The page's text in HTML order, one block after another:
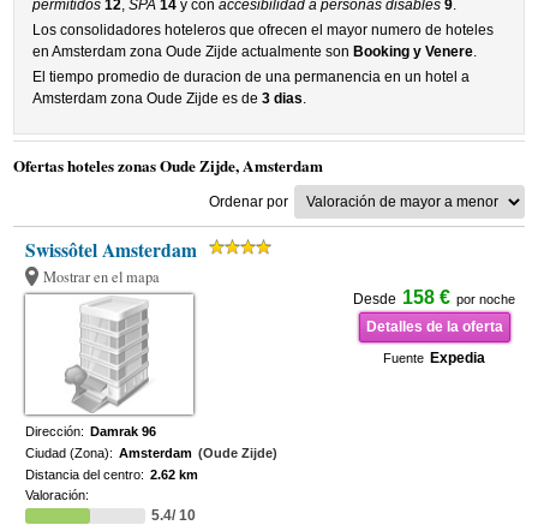
permitidos 12,SPA 14 y conaccesibilidad a personas disables 9.
Los consolidadores hoteleros que ofrecen el mayor numero de hoteles
en Amsterdam zona Oude Zijde actualmente son Booking y Venere.
El tiempo promedio de duracion de una permanencia en un hotel a
Amsterdam zona Oude Zijde es de3 dias.
Ofertas hoteles zonas Oude Zijde, Amsterdam
Ordenar por
Swissôtel Amsterdam
Mostrar en el mapa
Desde 158 € por noche
Detalles de la oferta
Fuente Expedia
Dirección: Damrak 96
Ciudad (Zona): Amsterdam (Oude Zijde)
Distancia del centro: 2.62 km
Valoración:
5.4/ 10